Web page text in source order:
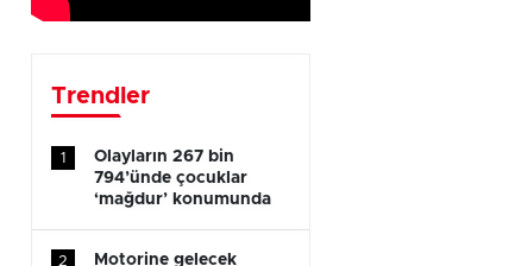
Trendler
1
Olayların 267 bin
794’ünde çocuklar
‘mağdur’ konumunda
2
Motorine gelecek